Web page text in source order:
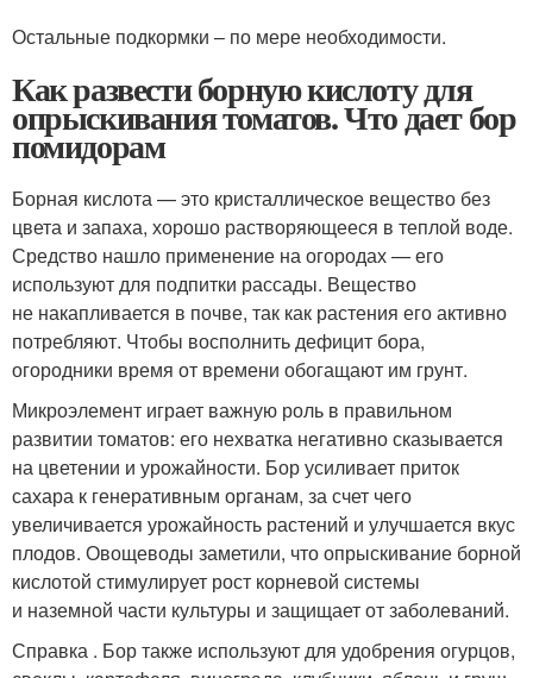
Остальные подкормки – по мере необходимости.
Как развести борную кислоту для
опрыскивания томатов. Что дает бор
помидорам
Борная кислота — это кристаллическое вещество без
цвета и запаха, хорошо растворяющееся в теплой воде.
Средство нашло применение на огородах — его
используют для подпитки рассады. Вещество
не накапливается в почве, так как растения его активно
потребляют. Чтобы восполнить дефицит бора,
огородники время от времени обогащают им грунт.
Микроэлемент играет важную роль в правильном
развитии томатов: его нехватка негативно сказывается
на цветении и урожайности. Бор усиливает приток
сахара к генеративным органам, за счет чего
увеличивается урожайность растений и улучшается вкус
плодов. Овощеводы заметили, что опрыскивание борной
кислотой стимулирует рост корневой системы
и наземной части культуры и защищает от заболеваний.
Справка . Бор также используют для удобрения огурцов,